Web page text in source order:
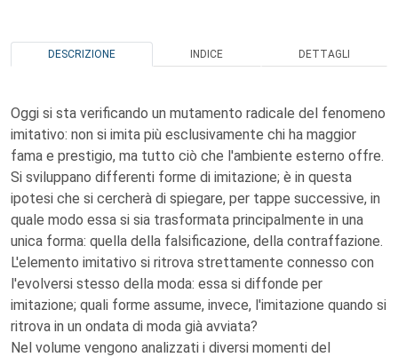
DESCRIZIONE INDICE DETTAGLI
Oggi si sta verificando un mutamento radicale del fenomeno
imitativo: non si imita più esclusivamente chi ha maggior
fama e prestigio, ma tutto ciò che l'ambiente esterno offre.
Si sviluppano differenti forme di imitazione; è in questa
ipotesi che si cercherà di spiegare, per tappe successive, in
quale modo essa si sia trasformata principalmente in una
unica forma: quella della falsificazione, della contraffazione.
L'elemento imitativo si ritrova strettamente connesso con
l'evolversi stesso della moda: essa si diffonde per
imitazione; quali forme assume, invece, l'imitazione quando si
ritrova in un ondata di moda già avviata?
Nel volume vengono analizzati i diversi momenti del